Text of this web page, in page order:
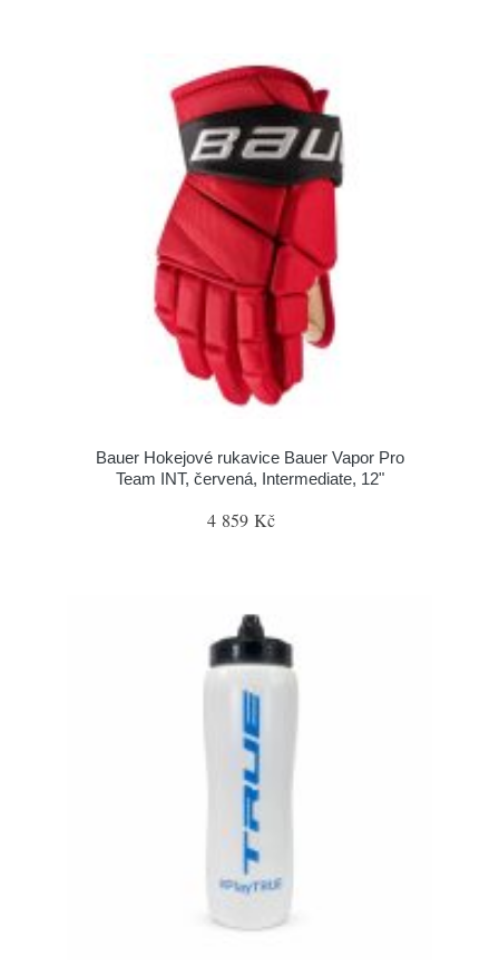
Bauer Hokejové rukavice Bauer Vapor Pro
Team INT, červená, Intermediate, 12"
4 859 Kč